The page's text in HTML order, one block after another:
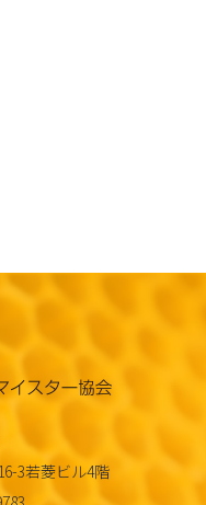
3若菱ビル4階